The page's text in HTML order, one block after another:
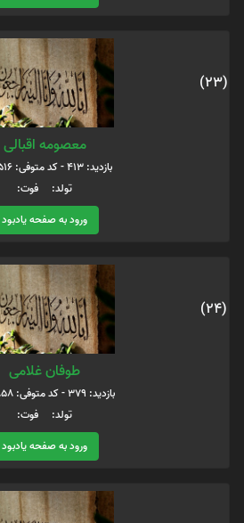
(23)
معصومه اقبالی
بازدید: 413 - کد متوفی: 6015516
تولد: فوت:
ورود به صفحه یادبود
(24)
طوفان غلامی
بازدید: 379 - کد متوفی: 6015858
تولد: فوت:
ورود به صفحه یادبود